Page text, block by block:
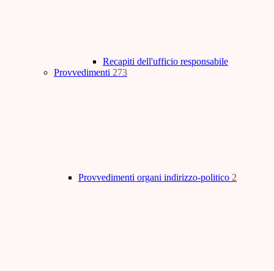
Recapiti dell'ufficio responsabile
Provvedimenti 273
Provvedimenti organi indirizzo-politico 2